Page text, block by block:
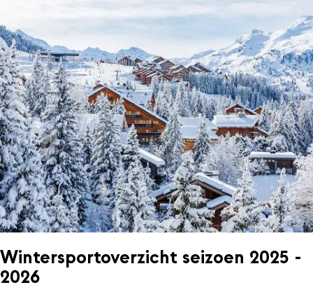
Wintersportoverzicht seizoen 2025 -
2026